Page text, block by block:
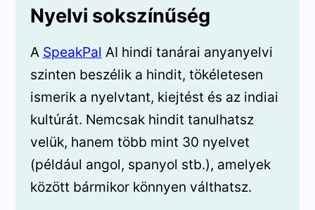
Nyelvi sokszínűség
A SpeakPal AI hindi tanárai anyanyelvi
szinten beszélik a hindit, tökéletesen
ismerik a nyelvtant, kiejtést és az indiai
kultúrát. Nemcsak hindit tanulhatsz
velük, hanem több mint 30 nyelvet
(például angol, spanyol stb.), amelyek
között bármikor könnyen válthatsz.